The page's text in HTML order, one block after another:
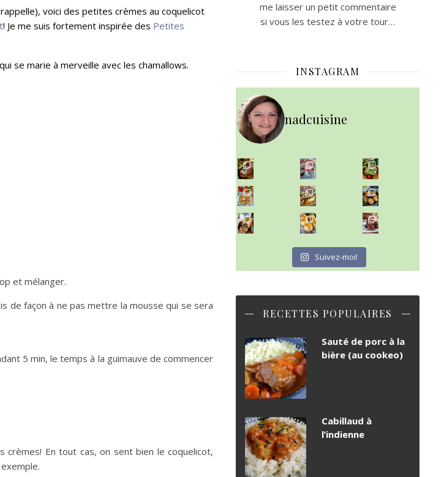
voici des petites crèmes au coquelicot
! Je me suis fortement inspirée des Petites
se marie à merveille avec les chamallows.
et mélanger.
de façon à ne pas mettre la mousse qui se sera
5 min, le temps à la guimauve de commencer
En tout cas, on sent bien le coquelicot,
me laisser un petit commentaire
si vous les testez à votre tour…
INSTAGRAM
nadcuisine
~ NICE CREAM À LA FRAISE ~
Presque un mois que
~ SALADE DE PÂTES AUX DEUX TOMATES THON ET BURRA
~ FINANCIERS MYRTILLES ET CITRON ~
Aujourd'hu
~ BUNS MAISON ~
Un peu de boulange par ici au
~ GÂTEAU FONDANT CHOCO NOISETTE ~
C'est lundi
Suivez-moi!
RECETTES POPULAIRES
Sauté de porc à la
bière (au cookeo)
Cabillaud à
l’indienne